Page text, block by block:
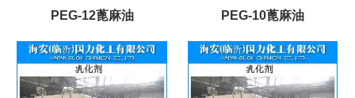
PEG-12蓖麻油 PEG-10蓖麻油